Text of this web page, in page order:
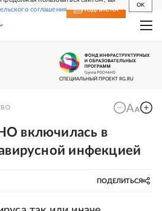
соглашения
OK
ПОДПИСКА
включилась в
инфекцией
ПОДЕЛИТЬСЯ